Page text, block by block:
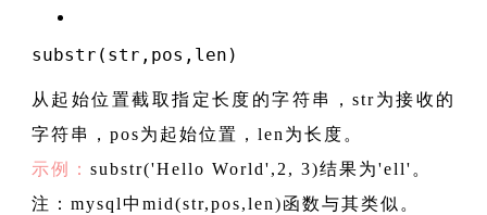
substr(str,pos,len)
从起始位置截取指定长度的字符串，str为接收的
字符串，pos为起始位置，len为长度。
示例： substr('Hello World',2, 3)结果为'ell'。
注：mysql中mid(str,pos,len)函数与其类似。